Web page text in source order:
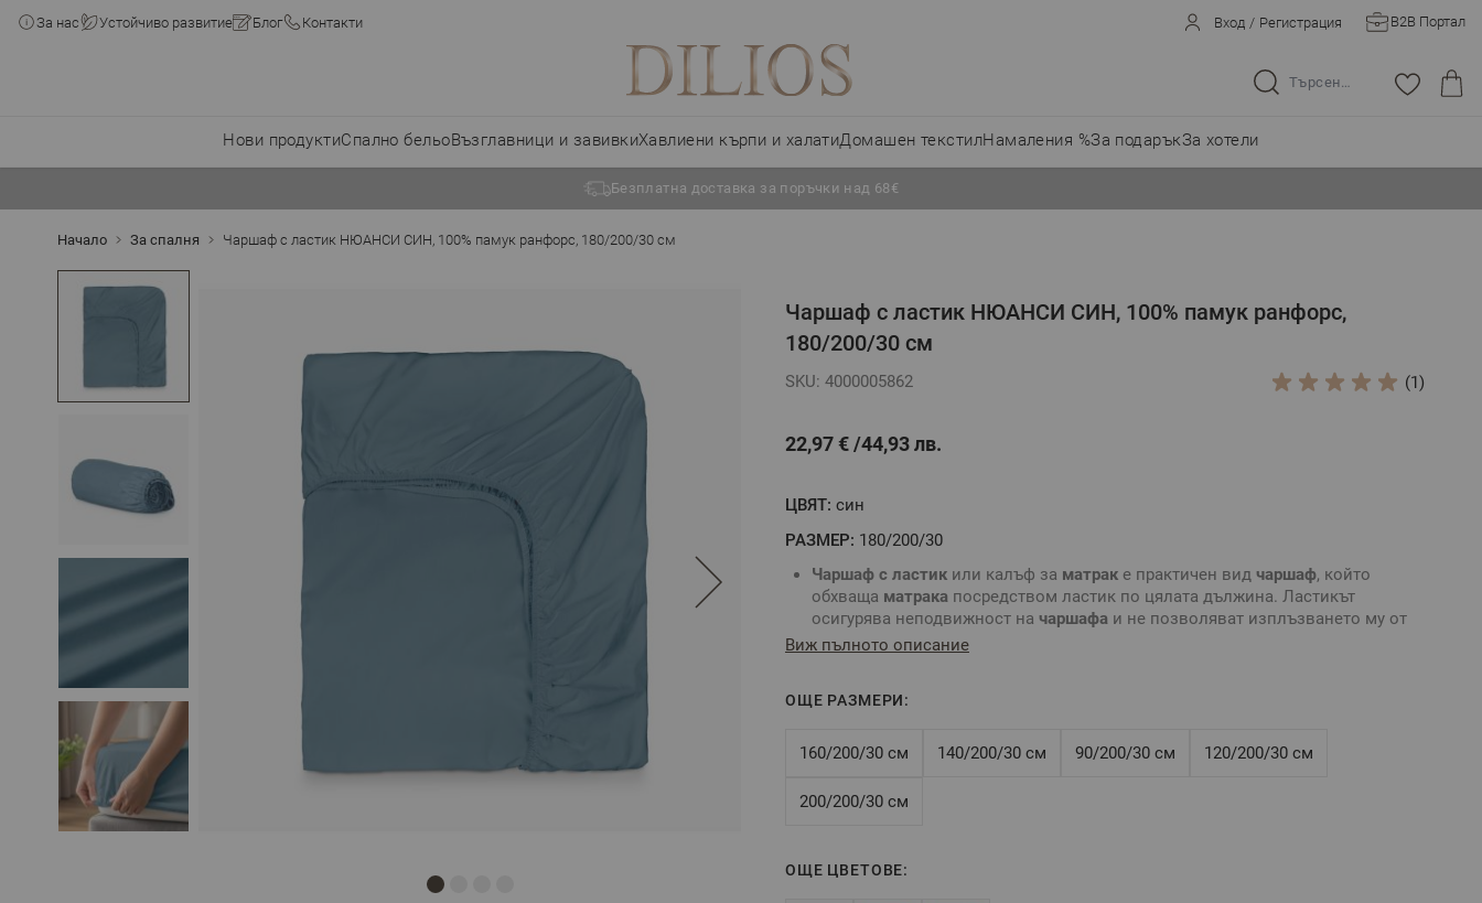
За нас Устойчиво развитие Блог Контакти Вход / Регистрация B2B Портал
Търсене в целия магазин...
Нови продуктиСпално бельоВъзглавници и завивкиХавлиени кърпи и халатиДомашен текстилНамаления %За подаръкЗа хотели
Безплатна доставка за поръчки над 68€
Начало За спалня Чаршаф с ластик НЮАНСИ СИН, 100% памук ранфорс, 180/200/30 см
Чаршаф с ластик НЮАНСИ СИН, 100% памук ранфорс,
180/200/30 см
SKU: 4000005862 (1)
22,97 € 44,93 лв.
ЦВЯТ: син
РАЗМЕР: 180/200/30
Чаршаф с ластик или калъф за матрак е практичен вид чаршаф, който
обхваща матрака посредством ластик по цялата дължина. Ластикът
осигурява неподвижност на чаршафа и не позволяват изплъзването му от
матрака.
За определяне размера на
Цвят: Син
Tози размер е подходящ за
Виж пълното описание
ОЩЕ РАЗМЕРИ:
160/200/30 см 140/200/30 см 90/200/30 см 120/200/30 см
200/200/30 см
ОЩЕ ЦВЕТОВЕ: